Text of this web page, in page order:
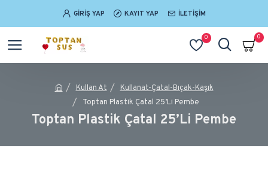
GIRIŞ YAP KAYIT YAP İLETIŞIM
0 0
Kullan At
Kullanat-Çatal-Bıçak-Kaşık
Toptan Plastik Çatal 25’Li Pembe
Toptan Plastik Çatal 25’Li Pembe